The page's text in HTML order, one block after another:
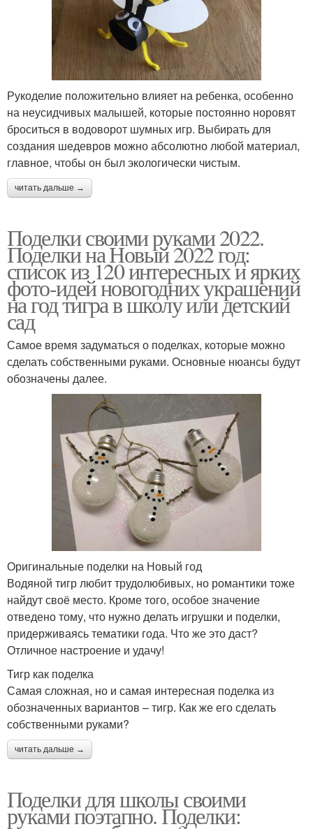
Рукоделие положительно влияет на ребенка, особенно
на неусидчивых малышей, которые постоянно норовят
броситься в водоворот шумных игр. Выбирать для
создания шедевров можно абсолютно любой материал,
главное, чтобы он был экологически чистым.
читать дальше →
Поделки своими руками 2022.
Поделки на Новый 2022 год:
список из 120 интересных и ярких
фото-идей новогодних украшений
на год тигра в школу или детский
сад
Самое время задуматься о поделках, которые можно
сделать собственными руками. Основные нюансы будут
обозначены далее.
Оригинальные поделки на Новый год
Водяной тигр любит трудолюбивых, но романтики тоже
найдут своё место. Кроме того, особое значение
отведено тому, что нужно делать игрушки и поделки,
придерживаясь тематики года. Что же это даст?
Отличное настроение и удачу!
Тигр как поделка
Самая сложная, но и самая интересная поделка из
обозначенных вариантов – тигр. Как же его сделать
собственными руками?
читать дальше →
Поделки для школы своими
руками поэтапно. Поделки: